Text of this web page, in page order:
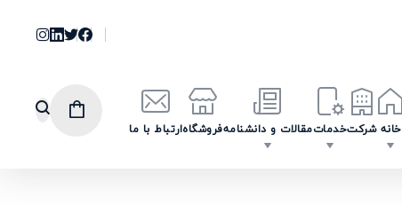
خانه شرکتخدماتمقالات و دانشنامهفروشگاهارتباط با ما